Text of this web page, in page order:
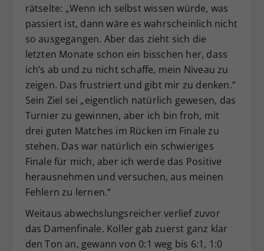
rätselte: „Wenn ich selbst wissen würde, was
passiert ist, dann wäre es wahrscheinlich nicht
so ausgegangen. Aber das zieht sich die
letzten Monate schon ein bisschen her, dass
ich’s ab und zu nicht schaffe, mein Niveau zu
zeigen. Das frustriert und gibt mir zu denken.“
Sein Ziel sei „eigentlich natürlich gewesen, das
Turnier zu gewinnen, aber ich bin froh, mit
drei guten Matches im Rücken im Finale zu
stehen. Das war natürlich ein schwieriges
Finale für mich, aber ich werde das Positive
herausnehmen und versuchen, aus meinen
Fehlern zu lernen.“
Weitaus abwechslungsreicher verlief zuvor
das Damenfinale. Koller gab zuerst ganz klar
den Ton an, gewann von 0:1 weg bis 6:1, 1:0